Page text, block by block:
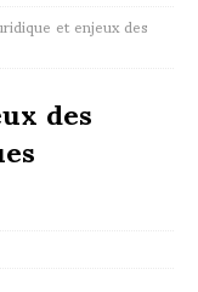
et enjeux des
des